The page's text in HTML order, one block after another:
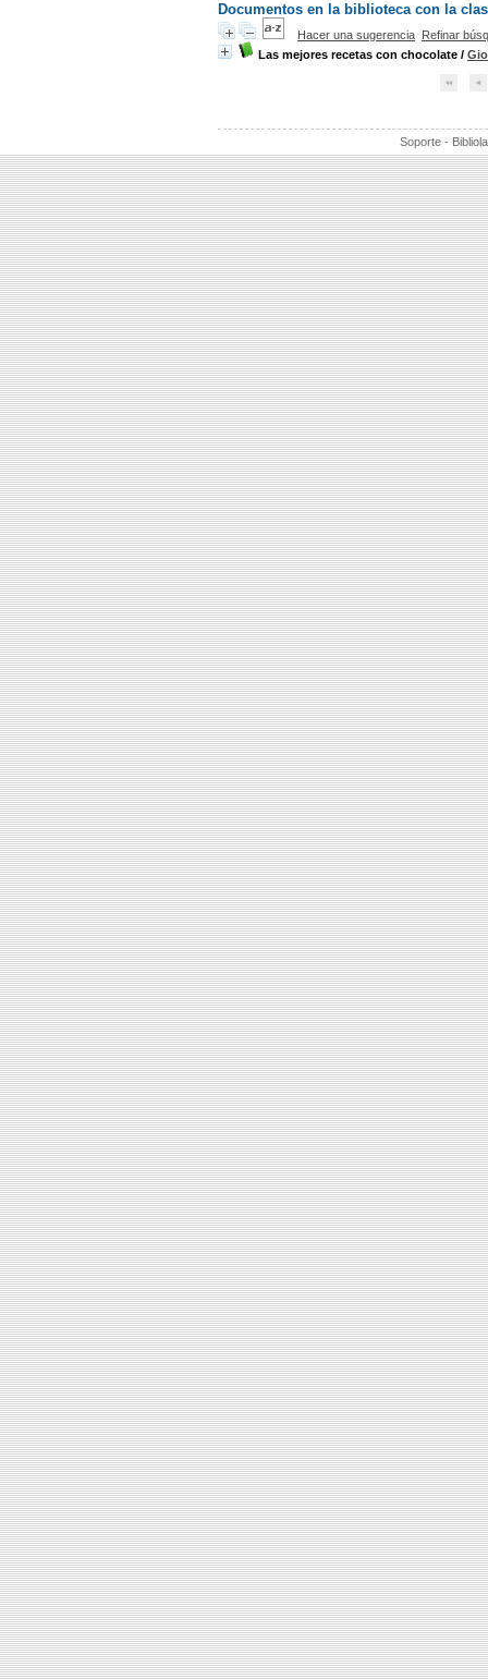
Documentos en la biblioteca con la
Hacer una sugerencia Refinar
Las mejores recetas con chocolate /
Soporte -